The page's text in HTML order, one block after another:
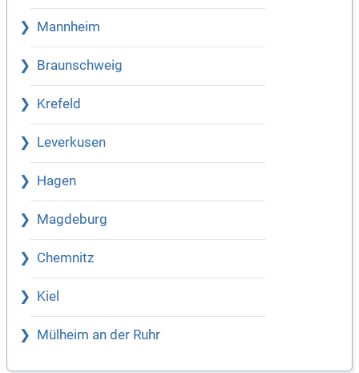
Mannheim
Braunschweig
Krefeld
Leverkusen
Hagen
Magdeburg
Chemnitz
Kiel
Mülheim an der Ruhr